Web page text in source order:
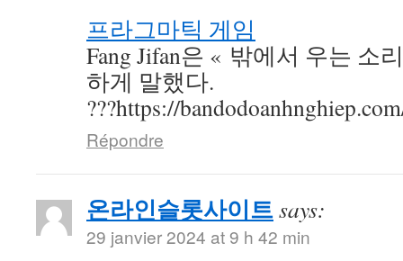
프라그마틱 게임
Fang Jifan은 « 밖에서 우는 소
하게 말했다.
???https://
Répondre
온라인슬롯사이트says:
29 janvier 2024 at 9 h 42 min